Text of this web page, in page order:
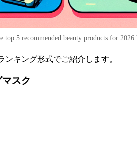
top 5 recommended beauty products for
キング形式でご紹介します。
スク